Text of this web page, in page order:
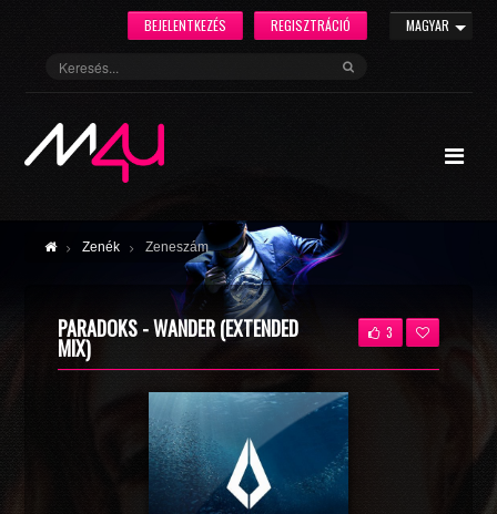
MAGYAR
REGISZTRÁCIÓ
BEJELENTKEZÉS
Zenék Zeneszám
PARADOKS - WANDER (EXTENDED
MIX)
3